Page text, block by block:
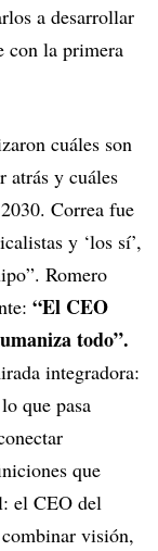
a desarrollar
con la primera
cuáles son
atrás y cuáles
Correa fue
y ‘los sí’,
Romero
“El CEO
todo”.
integradora:
que pasa
que
el CEO del
visión,